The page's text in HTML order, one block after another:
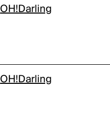
OH!Darling
OH!Darling